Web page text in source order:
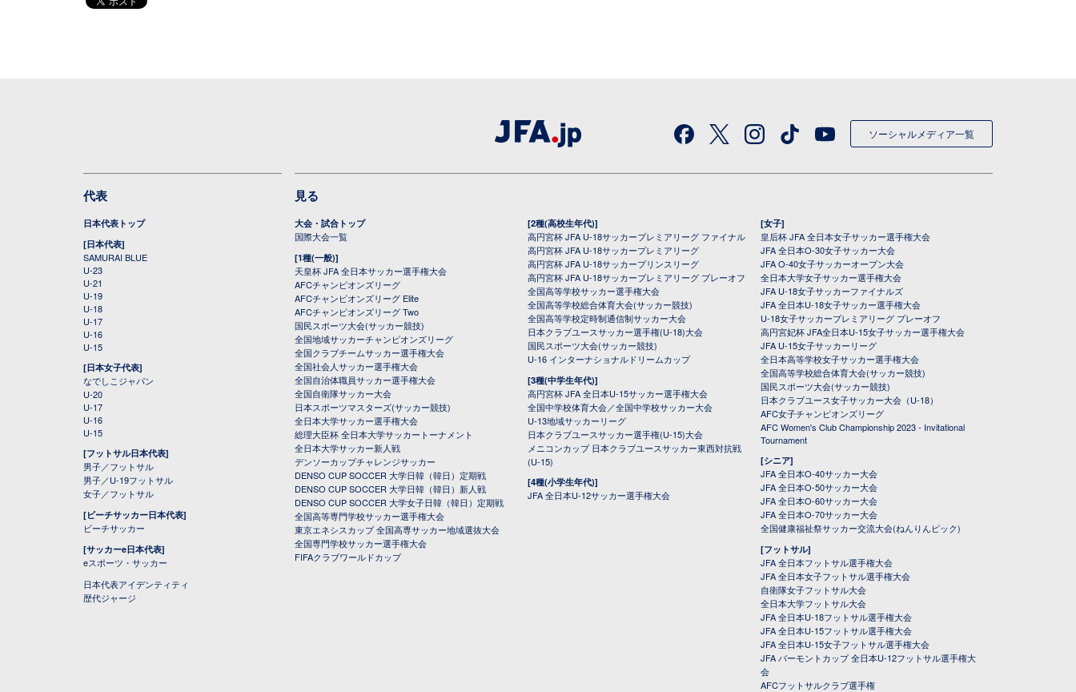
ソーシャルメディア一覧
代表
日本代表トップ
[日本代表]
SAMURAI BLUE
U-23
U-21
U-19
U-18
U-17
U-16
U-15
[日本女子代表]
なでしこジャパン
U-20
U-17
U-16
U-15
[フットサル日本代表]
男子／フットサル
男子／U-19フットサル
女子／フットサル
[ビーチサッカー日本代表]
ビーチサッカー
[サッカーe日本代表]
eスポーツ・サッカー
日本代表アイデンティティ
歴代ジャージ
見る
大会・試合トップ
国際大会一覧
[1種(一般)]
天皇杯 JFA 全日本サッカー選手権大会
AFCチャンピオンズリーグ
AFCチャンピオンズリーグ Elite
AFCチャンピオンズリーグ Two
国民スポーツ大会(サッカー競技)
全国地域サッカーチャンピオンズリーグ
全国クラブチームサッカー選手権大会
全国社会人サッカー選手権大会
全国自治体職員サッカー選手権大会
全国自衛隊サッカー大会
日本スポーツマスターズ(サッカー競技)
全日本大学サッカー選手権大会
総理大臣杯 全日本大学サッカートーナメント
全日本大学サッカー新人戦
デンソーカップチャレンジサッカー
DENSO CUP SOCCER 大学日韓（韓日）定期戦
DENSO CUP SOCCER 大学日韓（韓日）新人戦
DENSO CUP SOCCER 大学女子日韓（韓日）定期戦
全国高等専門学校サッカー選手権大会
東京エネシスカップ 全国高専サッカー地域選抜大会
全国専門学校サッカー選手権大会
FIFAクラブワールドカップ
[2種(高校生年代)]
高円宮杯 JFA U-18サッカープレミアリーグ ファイナル
高円宮杯 JFA U-18サッカープレミアリーグ
高円宮杯 JFA U-18サッカープリンスリーグ
高円宮杯 JFA U-18サッカープレミアリーグ プレーオフ
全国高等学校サッカー選手権大会
全国高等学校総合体育大会(サッカー競技)
全国高等学校定時制通信制サッカー大会
日本クラブユースサッカー選手権(U-18)大会
国民スポーツ大会(サッカー競技)
U-16 インターナショナルドリームカップ
[3種(中学生年代)]
高円宮杯 JFA 全日本U-15サッカー選手権大会
全国中学校体育大会／全国中学校サッカー大会
U-13地域サッカーリーグ
日本クラブユースサッカー選手権(U-15)大会
メニコンカップ 日本クラブユースサッカー東西対抗戦
(U-15)
[4種(小学生年代)]
JFA 全日本U-12サッカー選手権大会
[女子]
皇后杯 JFA 全日本女子サッカー選手権大会
JFA 全日本O-30女子サッカー大会
JFA O-40女子サッカーオープン大会
全日本大学女子サッカー選手権大会
JFA U-18女子サッカーファイナルズ
JFA 全日本U-18女子サッカー選手権大会
U-18女子サッカープレミアリーグ プレーオフ
高円宮妃杯 JFA全日本U-15女子サッカー選手権大会
JFA U-15女子サッカーリーグ
全日本高等学校女子サッカー選手権大会
全国高等学校総合体育大会(サッカー競技)
国民スポーツ大会(サッカー競技)
日本クラブユース女子サッカー大会（U-18）
AFC女子チャンピオンズリーグ
AFC Women's Club Championship 2023 - Invitational
Tournament
[シニア]
JFA 全日本O-40サッカー大会
JFA 全日本O-50サッカー大会
JFA 全日本O-60サッカー大会
JFA 全日本O-70サッカー大会
全国健康福祉祭サッカー交流大会(ねんりんピック)
[フットサル]
JFA 全日本フットサル選手権大会
JFA 全日本女子フットサル選手権大会
自衛隊女子フットサル大会
全日本大学フットサル大会
JFA 全日本U-18フットサル選手権大会
JFA 全日本U-15フットサル選手権大会
JFA 全日本U-15女子フットサル選手権大会
JFA バーモントカップ 全日本U-12フットサル選手権大
会
AFCフットサルクラブ選手権